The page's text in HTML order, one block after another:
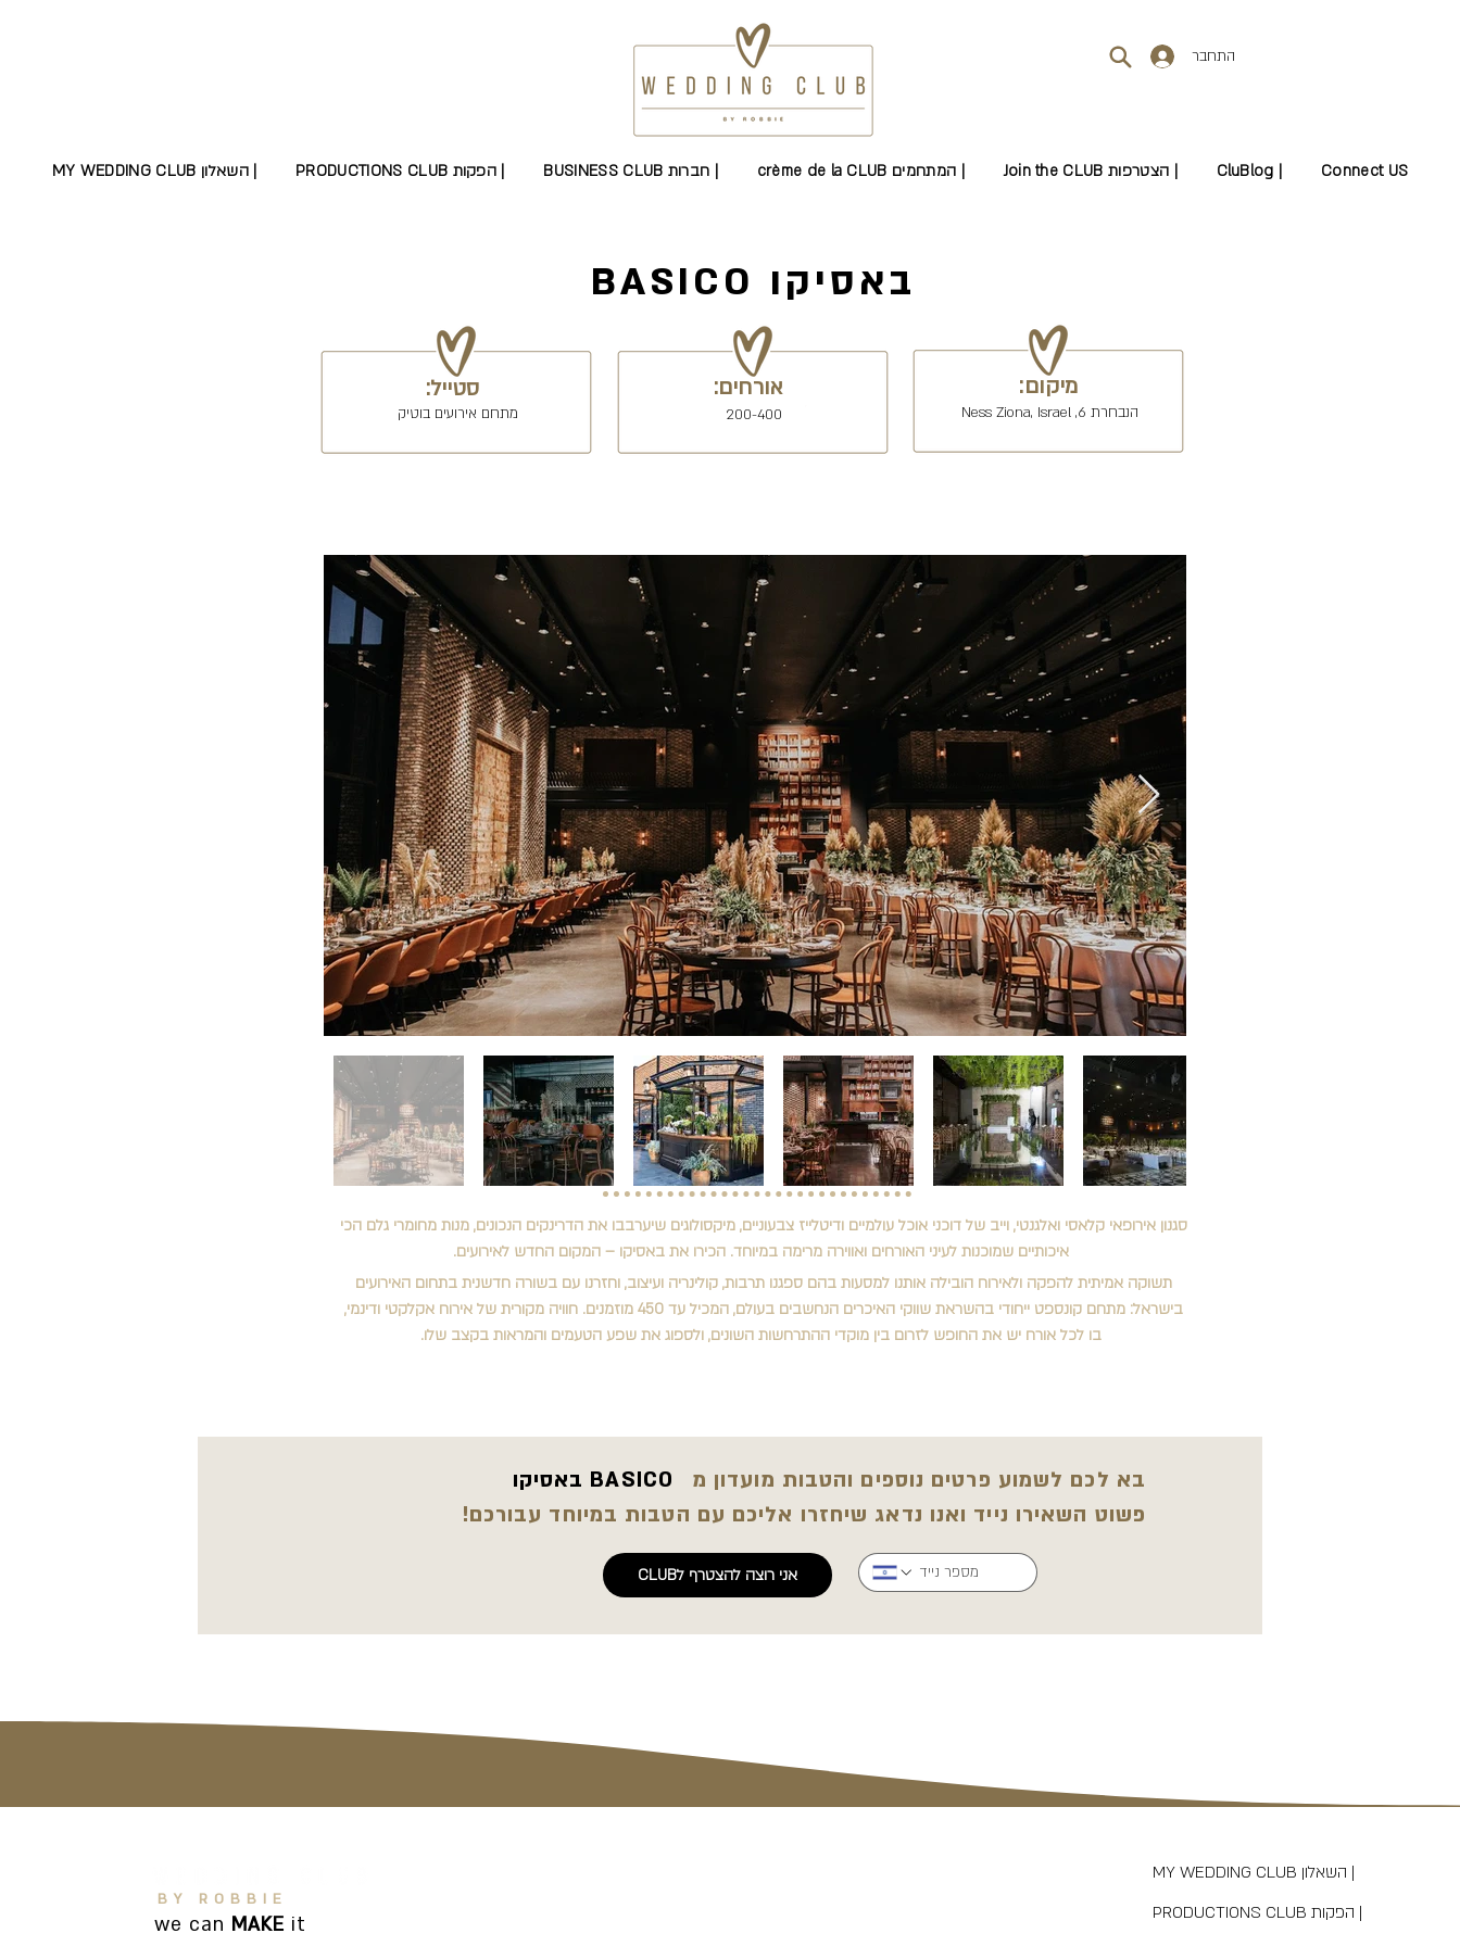
התחבר
MY WEDDING CLUB השאלון | PRODUCTIONS CLUB הפקות | BUSINESS CLUB חברות | crème de la CLUB המתחמים | Join the CLUB הצטרפות | CluBlog | Connect US
BASICO באסיקו
מתחם אירועים בוטיק 200-400
מיקום:
הנבחרת 6, Ness Ziona, Israel
סטייל: אורחים:
סגנון אירופאי קלאסי ואלגנטי, וייב של דוכני אוכל עולמיים ודיטלייז צבעוניים, מיקסולוגים שיערבבו את הדרינקים הנכונים, מנות מחומרי גלם הכי
איכותיים שמוכנות לעיני האורחים ואווירה מרימה במיוחד. הכירו את באסיקו – המקום החדש לאירועים.
תשוקה אמיתית להפקה ולאירוח הובילה אותנו למסעות בהם ספגנו תרבות, קולינריה ועיצוב, וחזרנו עם בשורה חדשנית בתחום האירועים
בישראל: מתחם קונספט ייחודי בהשראת שווקי האיכרים הנחשבים בעולם, המכיל עד 450 מוזמנים. חוויה מקורית של אירוח אקלקטי ודינמי,
בו לכל אורח יש את החופש לזרום בין מוקדי ההתרחשות השונים, ולספוג את שפע הטעמים והמראות בקצב שלו.
בא לכם לשמוע פרטים נוספים והטבות מועדון מ
פשוט השאירו נייד ואנו נדאג שיחזרו אליכם עם הטבות במיוחד עבורכם!
BASICO באסיקו
אני רוצה להצטרף לCLUB
BY ROBBIE
we can MAKE it
MY WEDDING CLUB השאלון |
PRODUCTIONS CLUB הפקות |